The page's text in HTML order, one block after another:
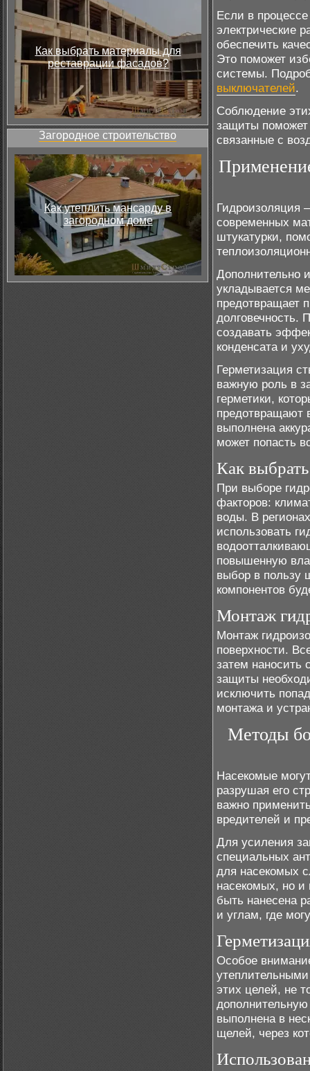
Как выбрать материалы для
реставрации фасадов?
Загородное строительство
Как утеплить мансарду в
загородном доме
Если в
электрические
обеспечить
Это поможет
системы.
выключателей.
Соблюдение
защиты поможет
связанные с
Гидроизоляция
современных
штукатурки,
Дополнительно
укладывается
предотвращает
долговечность.
создавать
конденсата и
Герметизация
важную роль в
герметики,
предотвращают
выполнена
может попасть
Как
При выборе
факторов:
воды. В
использовать
повышенную
выбор в пользу
компонентов
Монтаж
Монтаж
поверхности.
затем наносить
защиты
исключить
монтажа и
Методы
Насекомые
разрушая его
важно
вредителей и
Для усиления
специальных
для насекомых
насекомых, но и
быть нанесена
и углам, где
Особое
этих целей, не
выполнена в
щелей, через